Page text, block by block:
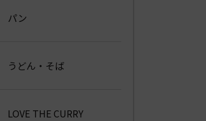
パン
うどん・そば
LOVE THE CURRY